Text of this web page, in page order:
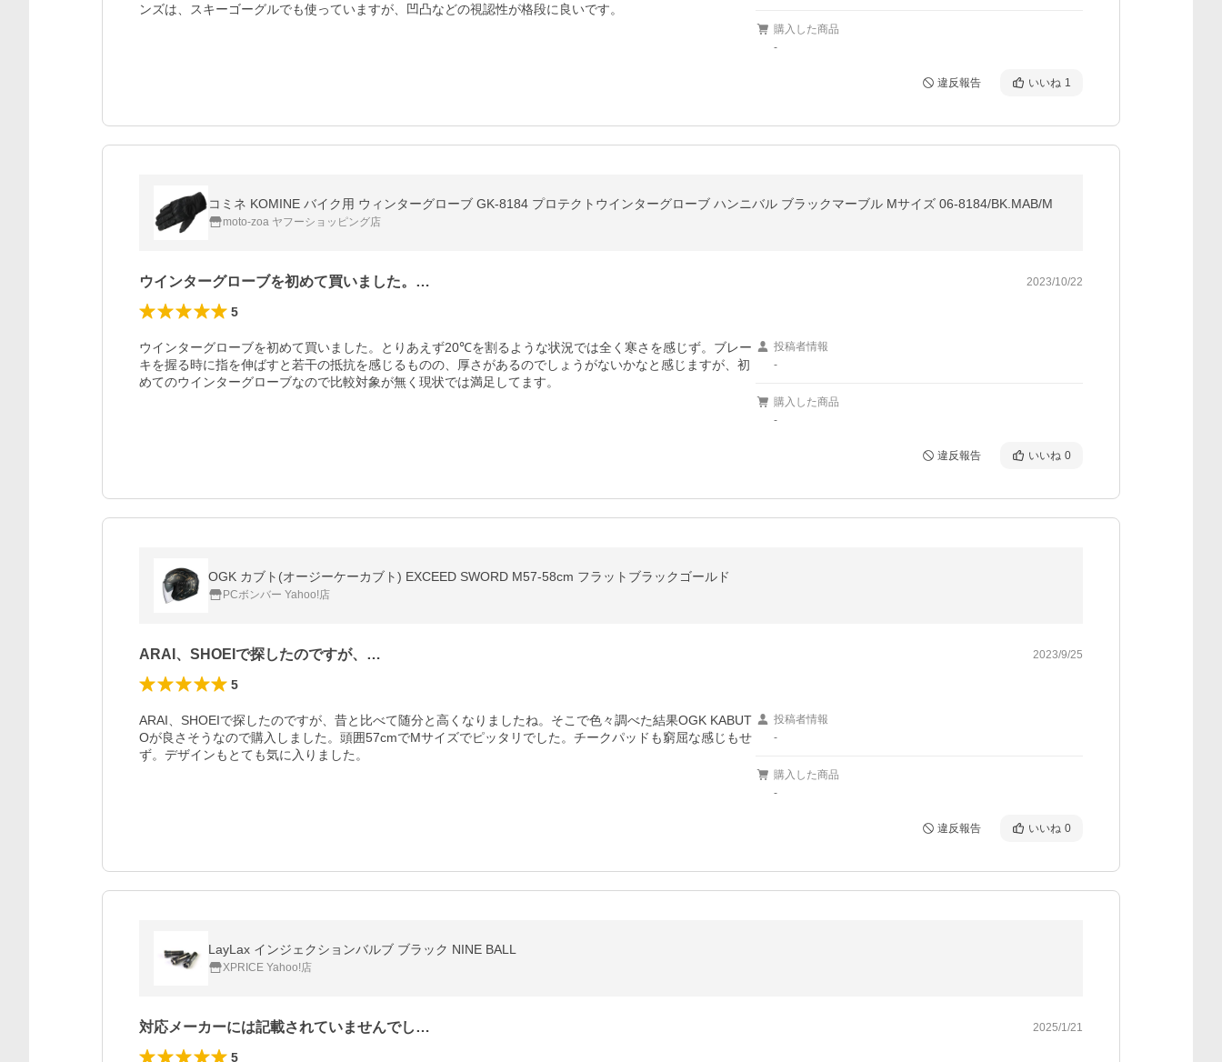
ンズは、スキーゴーグルでも使っていますが、凹凸などの視認性が格段に良いです。
購入した商品
-
違反報告 いいね 1
コミネ KOMINE バイク用 ウィンターグローブ GK-8184 プロテクトウインターグローブ ハンニバル ブラックマーブル Mサイズ 06-8184/BK.MAB/M
moto-zoa ヤフーショッピング店
ウインターグローブを初めて買いました。… 2023/10/22
5
ウインターグローブを初めて買いました。とりあえず20℃を割るような状況では全く寒さを感じず。ブレー
キを握る時に指を伸ばすと若干の抵抗を感じるものの、厚さがあるのでしょうがないかなと感じますが、初
めてのウインターグローブなので比較対象が無く現状では満足してます。
投稿者情報
-
購入した商品
-
違反報告 いいね 0
OGK カブト(オージーケーカブト) EXCEED SWORD M57-58cm フラットブラックゴールド
PCボンバー Yahoo!店
ARAI、SHOEIで探したのですが、… 2023/9/25
5
ARAI、SHOEIで探したのですが、昔と比べて随分と高くなりましたね。そこで色々調べた結果OGK KABUT
Oが良さそうなので購入しました。頭囲57cmでMサイズでピッタリでした。チークパッドも窮屈な感じもせ
ず。デザインもとても気に入りました。
投稿者情報
-
購入した商品
-
違反報告 いいね 0
LayLax インジェクションバルブ ブラック NINE BALL
XPRICE Yahoo!店
対応メーカーには記載されていませんでし… 2025/1/21
5